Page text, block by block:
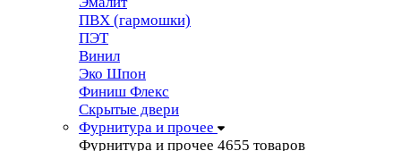
ПВХ (гармошки)
ПЭТ
Винил
Эко Шпон
Финиш Флекс
Скрытые двери
Фурнитура и прочее
Фурнитура и прочее 4655 товаров